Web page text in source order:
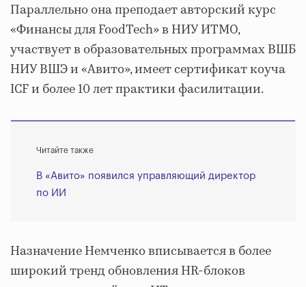
Параллельно она преподает авторский курс
«Финансы для FoodTech» в НИУ ИТМО,
участвует в образовательных программах ВШБ
НИУ ВШЭ и «Авито», имеет сертификат коуча
ICF и более 10 лет практики фасилитации.
Читайте также
В «Авито» появился управляющий директор
по ИИ
Назначение Немченко вписывается в более
широкий тренд обновления HR-блоков